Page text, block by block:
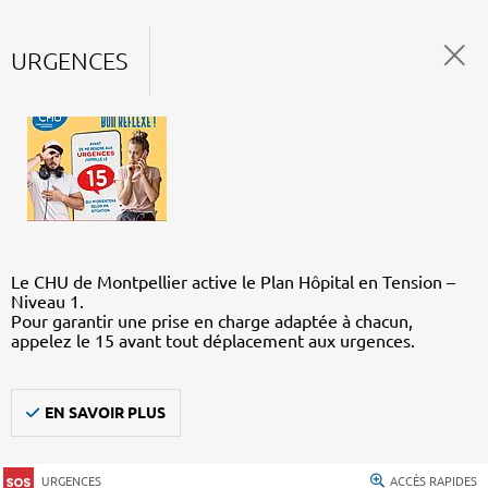
URGENCES
Le CHU de Montpellier active le Plan Hôpital en Tension –
Niveau 1.
Pour garantir une prise en charge adaptée à chacun,
appelez le 15 avant tout déplacement aux urgences.
EN SAVOIR PLUS
URGENCES ACCÈS RAPIDES